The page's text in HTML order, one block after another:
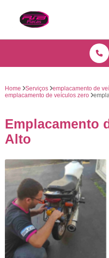
Home Serviços
emplacamento de
emplacamento de veículos zero
Emplacamento
Alto